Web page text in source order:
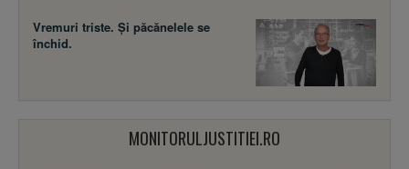
Vremuri triste. Şi păcănelele se
închid.
MONITORULJUSTITIEI.RO